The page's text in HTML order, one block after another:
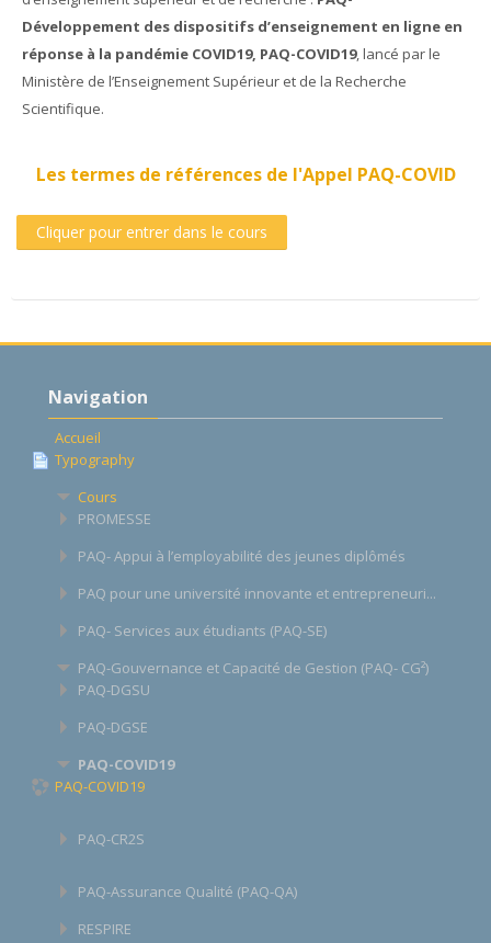
Développement des dispositifs d’enseignement en ligne en
réponse à la pandémie COVID19, PAQ-COVID19, lancé par le
Ministère de l’Enseignement Supérieur et de la Recherche
Scientifique.
Les termes de références de l'Appel PAQ-COVID
Cliquer pour entrer dans le cours
Navigation
Accueil
Typography
Cours
PROMESSE
PAQ- Appui à l’employabilité des jeunes diplômés
PAQ pour une université innovante et entrepreneuri...
PAQ- Services aux étudiants (PAQ-SE)
PAQ-Gouvernance et Capacité de Gestion (PAQ- CG²)
PAQ-DGSU
PAQ-DGSE
PAQ-COVID19
PAQ-COVID19
PAQ-CR2S
PAQ-Assurance Qualité (PAQ-QA)
RESPIRE